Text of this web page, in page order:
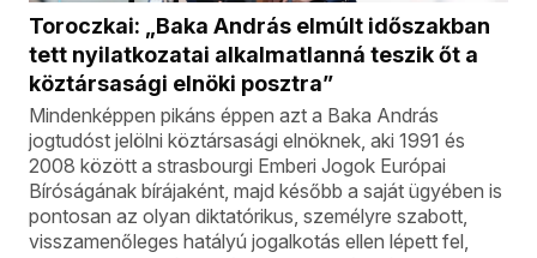
Toroczkai: „Baka András elmúlt időszakban
tett nyilatkozatai alkalmatlanná teszik őt a
köztársasági elnöki posztra”
Mindenképpen pikáns éppen azt a Baka András
jogtudóst jelölni köztársasági elnöknek, aki 1991 és
2008 között a strasbourgi Emberi Jogok Európai
Bíróságának bírájaként, majd később a saját ügyében is
pontosan az olyan diktatórikus, személyre szabott,
visszamenőleges hatályú jogalkotás ellen lépett fel,